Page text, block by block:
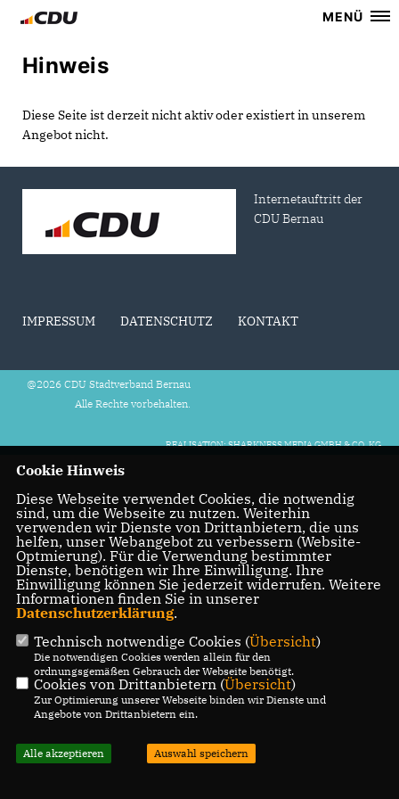
MENÜ
Hinweis
Diese Seite ist derzeit nicht aktiv oder existiert in unserem
Angebot nicht.
Internetauftritt der
CDU Bernau
IMPRESSUM DATENSCHUTZ KONTAKT
@2026 CDU Stadtverband Bernau
Alle Rechte vorbehalten.
REALISATION: SHARKNESS MEDIA GMBH & CO. KG
Cookie Hinweis
Diese Webseite verwendet Cookies, die notwendig
sind, um die Webseite zu nutzen. Weiterhin
verwenden wir Dienste von Drittanbietern, die uns
helfen, unser Webangebot zu verbessern (Website-
Optmierung). Für die Verwendung bestimmter
Dienste, benötigen wir Ihre Einwilligung. Ihre
Einwilligung können Sie jederzeit widerrufen. Weitere
Informationen finden Sie in unserer
Datenschutzerklärung.
Technisch notwendige Cookies (Übersicht)
Die notwendigen Cookies werden allein für den
ordnungsgemäßen Gebrauch der Webseite benötigt.
Cookies von Drittanbietern (Übersicht)
Zur Optimierung unserer Webseite binden wir Dienste und
Angebote von Drittanbietern ein.
Alle akzeptieren Auswahl speichern